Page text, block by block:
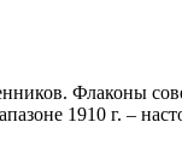
Флаконы
1910 г. –